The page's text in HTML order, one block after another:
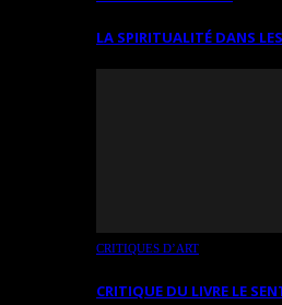
LA SPIRITUALITÉ DANS
CRITIQUES D’ART
CRITIQUE DU LIVRE LE